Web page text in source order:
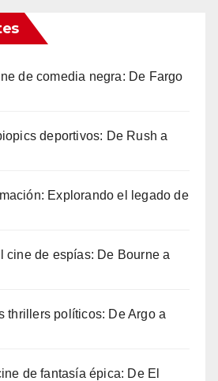
de comedia negra: De Fargo
deportivos: De Rush a
Explorando el legado de
cine de espías: De Bourne a
thrillers políticos: De Argo a
de fantasía épica: De El